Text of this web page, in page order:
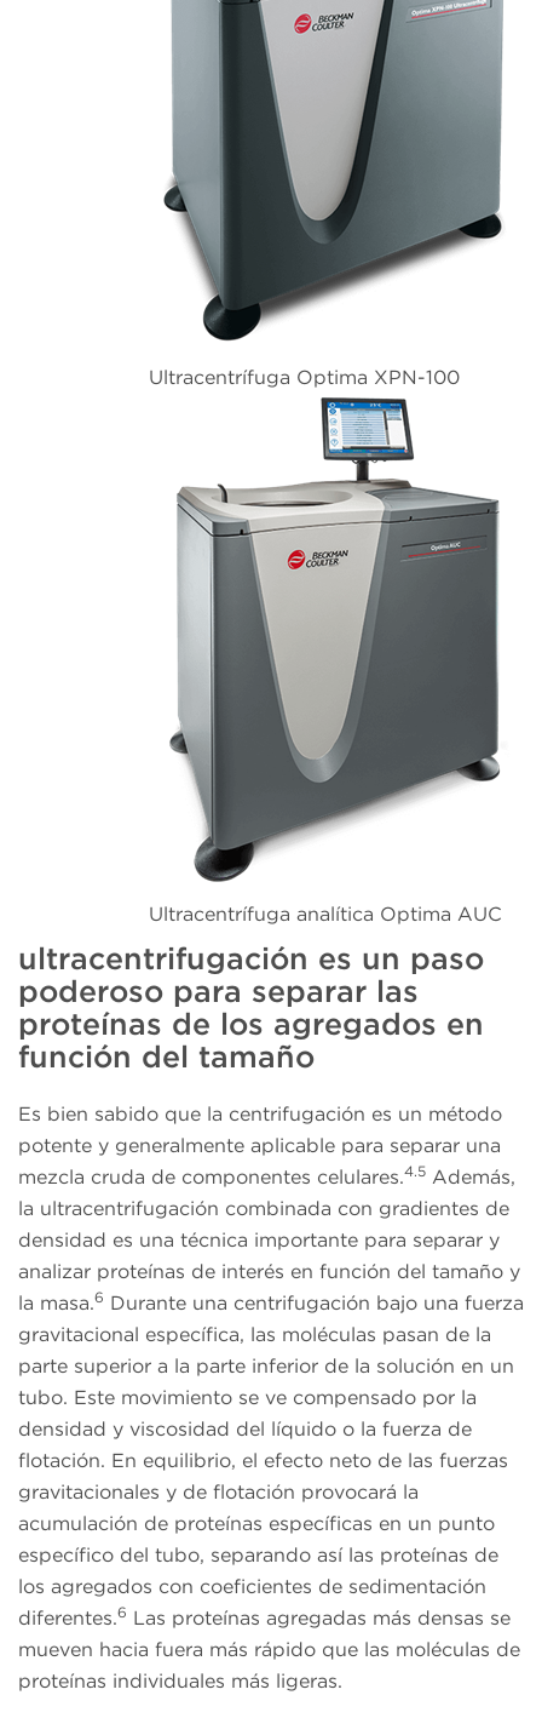
Ultracentrífuga Optima XPN-100
Ultracentrífuga analítica Optima AUC
ultracentrifugación es un paso
poderoso para separar las
proteínas de los agregados en
función del tamaño
Es bien sabido que la centrifugación es un método
potente y generalmente aplicable para separar una
mezcla cruda de componentes celulares.4.5 Además,
la ultracentrifugación combinada con gradientes de
densidad es una técnica importante para separar y
analizar proteínas de interés en función del tamaño y
la masa.6 Durante una centrifugación bajo una fuerza
gravitacional específica, las moléculas pasan de la
parte superior a la parte inferior de la solución en un
tubo. Este movimiento se ve compensado por la
densidad y viscosidad del líquido o la fuerza de
flotación. En equilibrio, el efecto neto de las fuerzas
gravitacionales y de flotación provocará la
acumulación de proteínas específicas en un punto
específico del tubo, separando así las proteínas de
los agregados con coeficientes de sedimentación
diferentes.6 Las proteínas agregadas más densas se
mueven hacia fuera más rápido que las moléculas de
proteínas individuales más ligeras.